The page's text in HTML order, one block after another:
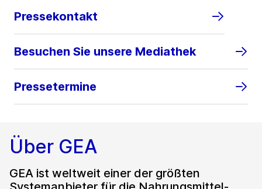
Pressekontakt
Besuchen Sie unsere Mediathek
Pressetermine
Über GEA
GEA ist weltweit einer der größten